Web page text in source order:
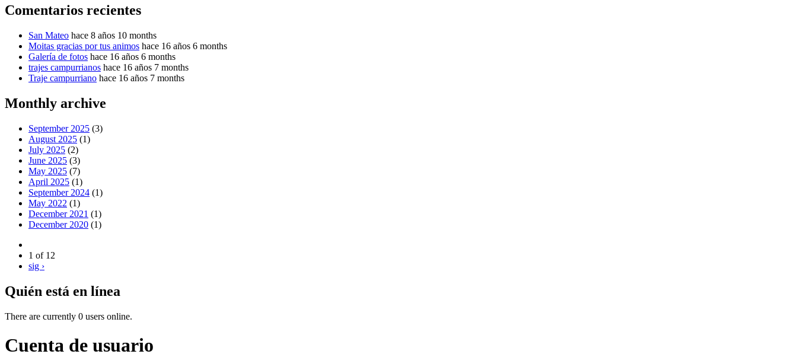
Comentarios recientes
San Mateo hace 8 años 10 months
Moitas gracias por tus animos hace 16 años 6 months
Galería de fotos hace 16 años 6 months
trajes campurrianos hace 16 años 7 months
Traje campurriano hace 16 años 7 months
Monthly archive
September 2025 (3)
August 2025 (1)
July 2025 (2)
June 2025 (3)
May 2025 (7)
April 2025 (1)
September 2024 (1)
May 2022 (1)
December 2021 (1)
December 2020 (1)
1 of 12
sig ›
Quién está en línea
There are currently 0 users online.
Cuenta de usuario